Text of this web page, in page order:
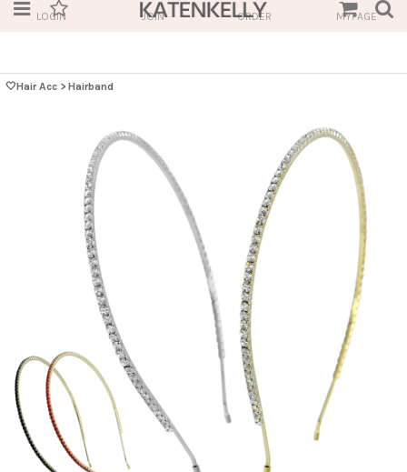
LOGIN JOIN ORDER MYPAGE
🤍Hair Acc > Hairband